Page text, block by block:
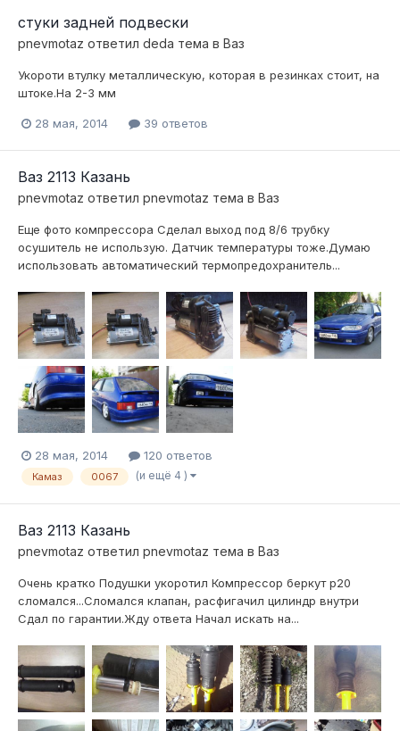
стуки задней подвески
pnevmotaz ответил deda тема в Ваз
Укороти втулку металлическую, которая в резинках стоит, на
штоке.На 2-3 мм
28 мая, 2014 39 ответов
Ваз 2113 Казань
pnevmotaz ответил pnevmotaz тема в Ваз
Еще фото компрессора Сделал выход под 8/6 трубку
осушитель не использую. Датчик температуры тоже.Думаю
использовать автоматический термопредохранитель...
28 мая, 2014 120 ответов
Камаз 0067 (и ещё 4 )
Ваз 2113 Казань
pnevmotaz ответил pnevmotaz тема в Ваз
Очень кратко Подушки укоротил Компрессор беркут р20
сломался...Сломался клапан, расфигачил цилиндр внутри
Сдал по гарантии.Жду ответа Начал искать на...